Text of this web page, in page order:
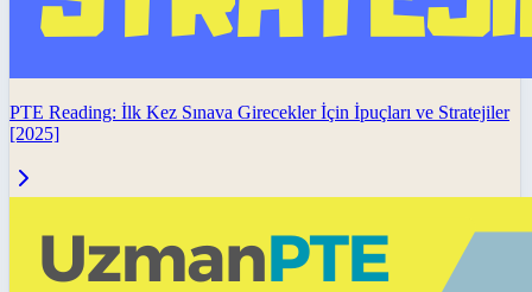
PTE Reading: İlk Kez Sınava Girecekler İçin İpuçları ve Stratejiler
[2025]